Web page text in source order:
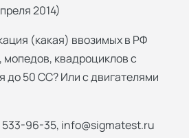
2014)
(какая) ввозимых в РФ
квадроциклов с
до 50 СС? Или с двигателями
533-96-35, info@sigmatest.ru